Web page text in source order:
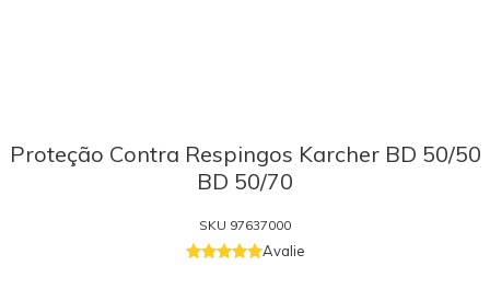
Proteção Contra Respingos Karcher BD 50/50
BD 50/70
SKU 97637000
Avalie